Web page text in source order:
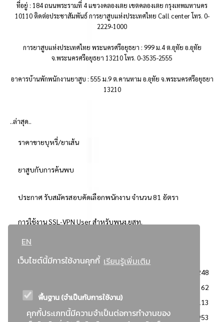
EN
เว็บไซต์นี้มีการใช้งานคุกกี้ เรียนรู้เพิ่มเติม
พื้นฐาน (จำเป็นกับการใช้งาน)
คุกกี้ประเภทนี้มีความจำเป็นต่อการทำงานของ
ที่อยู่ : 184 ถนนพระรามที่ 4 แขวงคลองเตย เขตคลองเตย กรุงเทพมหานคร
10110 ติดต่อประชาสัมพันธ์ การยาสูบแห่งประเทศไทย Call center โทร. 0-
2229-1000
การยาสูบแห่งประเทศไทย พระนครศรีอยุธยา : 999 ม.4 ต.อุทัย อ.อุทัย
จ.พระนครศรีอยุธยา 13210 โทร. 0-3535-2555
อาคารบ้านพักพนักงานยาสูบ : 555 ม.9 ต.คานหาม อ.อุทัย จ.พระนครศรีอยุธยา
13210
..ล่าสุด..
ราคาขายบุหรี่/ยาเส้น
ยาสูบกับการค้นพบ
ประกาศ รับสมัครสอบคัดเลือกพนักงาน จำนวน 81 อัตรา
การใช้งาน SSL-VPN User สำหรับพนง.ยสท.
..ยอดนิยม..
3248
2362
: วิธีเฉพาะเจาะจง
2113
ข่าวสาร/ประกาศ
1953